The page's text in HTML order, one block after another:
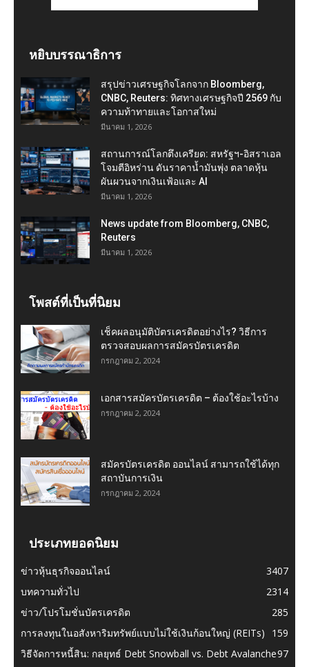
หยิบบรรณาธิการ
สรุปข่าวเศรษฐกิจโลกจาก Bloomberg,
CNBC, Reuters: ทิศทางเศรษฐกิจปี 2569 กับ
ความท้าทายและโอกาสใหม่
มีนาคม 1, 2026
สถานการณ์โลกตึงเครียด: สหรัฐฯ-อิสราเอล
โจมตีอิหร่าน ดันราคาน้ำมันพุ่ง ตลาดหุ้น
ผันผวนจากเงินเฟ้อและ AI
มีนาคม 1, 2026
News update from Bloomberg, CNBC,
Reuters
มีนาคม 1, 2026
โพสต์ที่เป็นที่นิยม
เช็คผลอนุมัติบัตรเครดิตอย่างไร? วิธีการ
ตรวจสอบผลการสมัครบัตรเครดิต
กรกฎาคม 2, 2024
เอกสารสมัครบัตรเครดิต – ต้องใช้อะไรบ้าง
กรกฎาคม 2, 2024
สมัครบัตรเครดิต ออนไลน์ สามารถใช้ได้ทุก
สถาบันการเงิน
กรกฎาคม 2, 2024
ประเภทยอดนิยม
ข่าวหุ้นธุรกิจออนไลน์
3407
บทความทั่วไป
2314
ข่าว/โปรโมชั่นบัตรเครดิต
285
การลงทุนในอสังหาริมทรัพย์แบบไม่ใช้เงินก้อนใหญ่ (REITs)
159
วิธีจัดการหนี้สิน: กลยุทธ์ Debt Snowball vs. Debt Avalanche97